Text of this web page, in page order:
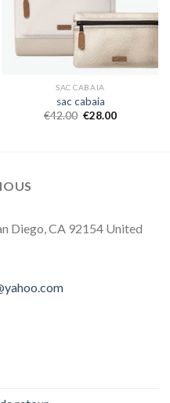
SAC CABAIA
sac cabaia
€42.00 €28.00
Diego, CA 92154 United